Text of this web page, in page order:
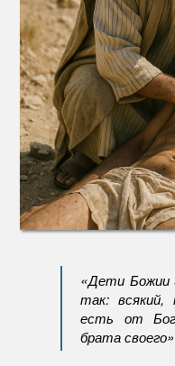
«Дети Божии
так: всякий,
есть от
брата